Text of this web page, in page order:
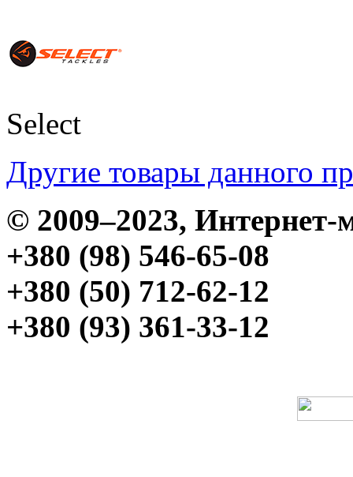
Select
Другие товары данного
© 2009–2023,
+380 (98) 546-65-08
+380 (50) 712-62-12
+380 (93) 361-33-12